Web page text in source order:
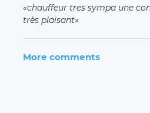
chauffeur tres sympa une
très plaisant
More comments